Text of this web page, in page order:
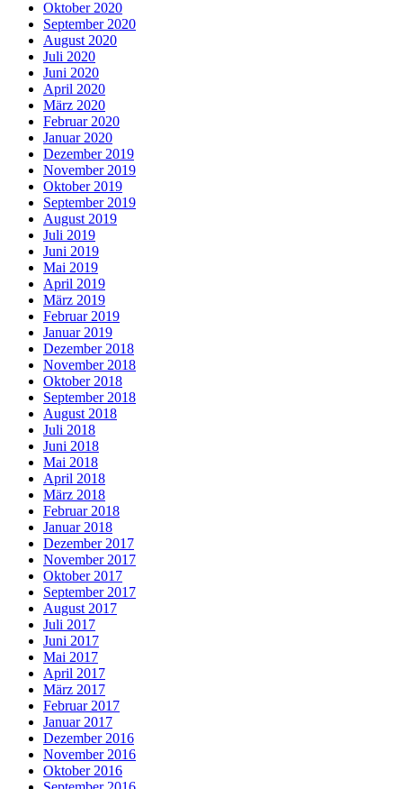
Oktober 2020
September 2020
August 2020
Juli 2020
Juni 2020
April 2020
März 2020
Februar 2020
Januar 2020
Dezember 2019
November 2019
Oktober 2019
September 2019
August 2019
Juli 2019
Juni 2019
Mai 2019
April 2019
März 2019
Februar 2019
Januar 2019
Dezember 2018
November 2018
Oktober 2018
September 2018
August 2018
Juli 2018
Juni 2018
Mai 2018
April 2018
März 2018
Februar 2018
Januar 2018
Dezember 2017
November 2017
Oktober 2017
September 2017
August 2017
Juli 2017
Juni 2017
Mai 2017
April 2017
März 2017
Februar 2017
Januar 2017
Dezember 2016
November 2016
Oktober 2016